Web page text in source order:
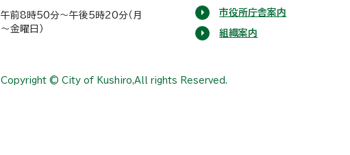
午前8時50分～午後5時20分（月
～金曜日）
市役所庁舎案内
組織案内
Copyright © City of Kushiro,All rights Reserved.